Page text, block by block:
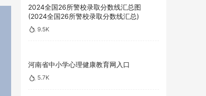
2024全国26所警校录取分数线汇总图
(2024全国26所警校录取分数线汇总)
9.5K
河南省中小学心理健康教育网入口
5.7K